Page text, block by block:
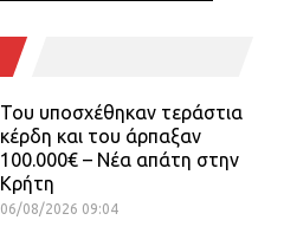
Του υποσχέθηκαν τεράστια
κέρδη και του άρπαξαν
100.000€ – Νέα απάτη στην
Κρήτη
06/08/2026 09:04